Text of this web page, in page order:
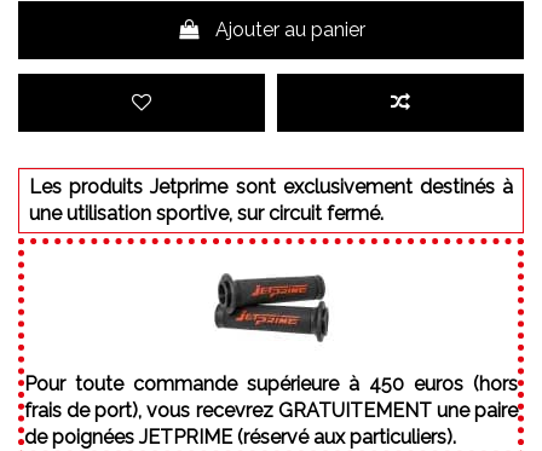
Ajouter au panier
Les produits Jetprime sont exclusivement destinés à
une utilisation sportive, sur circuit fermé.
Pour toute commande supérieure à 450 euros (hors
frais de port), vous recevrez GRATUITEMENT une paire
de poignées JETPRIME (réservé aux particuliers).